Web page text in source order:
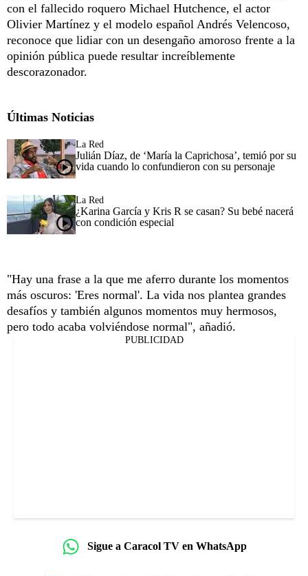
con el fallecido roquero Michael Hutchence, el actor
Olivier Martínez y el modelo español Andrés Velencoso,
reconoce que lidiar con un desengaño amoroso frente a la
opinión pública puede resultar increíblemente
descorazonador.
Últimas Noticias
La Red
Julián Díaz, de ‘María la Caprichosa’, temió por su
vida cuando lo confundieron con su personaje
La Red
¿Karina García y Kris R se casan? Su bebé nacerá
con condición especial
"Hay una frase a la que me aferro durante los momentos
más oscuros: 'Eres normal'. La vida nos plantea grandes
desafíos y también algunos momentos muy hermosos,
pero todo acaba volviéndose normal", añadió.
PUBLICIDAD
Sigue a Caracol TV en WhatsApp